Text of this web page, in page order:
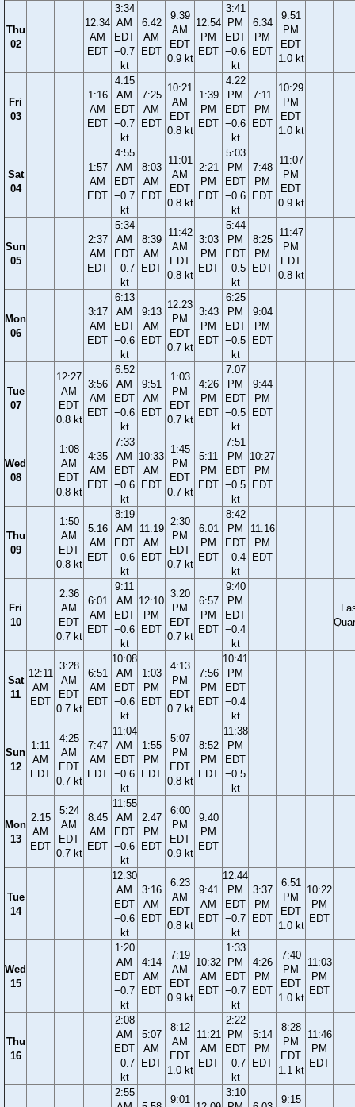
Thu
02
12:34
AM
EDT
3:34
AM
EDT
−0.7
kt
6:42
AM
EDT
9:39
AM
EDT
0.9 kt
12:54
PM
EDT
3:41
PM
EDT
−0.6
kt
6:34
PM
EDT
9:51
PM
EDT
1.0 kt
Fri
03
1:16
AM
EDT
4:15
AM
EDT
−0.7
kt
7:25
AM
EDT
10:21
AM
EDT
0.8 kt
1:39
PM
EDT
4:22
PM
EDT
−0.6
kt
7:11
PM
EDT
10:29
PM
EDT
1.0 kt
Sat
04
1:57
AM
EDT
4:55
AM
EDT
−0.7
kt
8:03
AM
EDT
11:01
AM
EDT
0.8 kt
2:21
PM
EDT
5:03
PM
EDT
−0.6
kt
7:48
PM
EDT
11:07
PM
EDT
0.9 kt
Sun
05
2:37
AM
EDT
5:34
AM
EDT
−0.7
kt
8:39
AM
EDT
11:42
AM
EDT
0.8 kt
3:03
PM
EDT
5:44
PM
EDT
−0.5
kt
8:25
PM
EDT
11:47
PM
EDT
0.8 kt
Mon
06
3:17
AM
EDT
6:13
AM
EDT
−0.6
kt
9:13
AM
EDT
12:23
PM
EDT
0.7 kt
3:43
PM
EDT
6:25
PM
EDT
−0.5
kt
9:04
PM
EDT
Tue
07
12:27
AM
EDT
0.8 kt
3:56
AM
EDT
6:52
AM
EDT
−0.6
kt
9:51
AM
EDT
1:03
PM
EDT
0.7 kt
4:26
PM
EDT
7:07
PM
EDT
−0.5
kt
9:44
PM
EDT
Wed
08
1:08
AM
EDT
0.8 kt
4:35
AM
EDT
7:33
AM
EDT
−0.6
kt
10:33
AM
EDT
1:45
PM
EDT
0.7 kt
5:11
PM
EDT
7:51
PM
EDT
−0.5
kt
10:27
PM
EDT
Thu
09
1:50
AM
EDT
0.8 kt
5:16
AM
EDT
8:19
AM
EDT
−0.6
kt
11:19
AM
EDT
2:30
PM
EDT
0.7 kt
6:01
PM
EDT
8:42
PM
EDT
−0.4
kt
11:16
PM
EDT
Fri
10
2:36
AM
EDT
0.7 kt
6:01
AM
EDT
9:11
AM
EDT
−0.6
kt
12:10
PM
EDT
3:20
PM
EDT
0.7 kt
6:57
PM
EDT
9:40
PM
EDT
−0.4
kt
Sat
11
12:11
AM
EDT
3:28
AM
EDT
0.7 kt
6:51
AM
EDT
10:08
AM
EDT
−0.6
kt
1:03
PM
EDT
4:13
PM
EDT
0.7 kt
7:56
PM
EDT
10:41
PM
EDT
−0.4
kt
Sun
12
1:11
AM
EDT
4:25
AM
EDT
0.7 kt
7:47
AM
EDT
11:04
AM
EDT
−0.6
kt
1:55
PM
EDT
5:07
PM
EDT
0.8 kt
8:52
PM
EDT
11:38
PM
EDT
−0.5
kt
Mon
13
2:15
AM
EDT
5:24
AM
EDT
0.7 kt
8:45
AM
EDT
11:55
AM
EDT
−0.6
kt
2:47
PM
EDT
6:00
PM
EDT
0.9 kt
9:40
PM
EDT
Tue
14
12:30
AM
EDT
−0.6
kt
3:16
AM
EDT
6:23
AM
EDT
0.8 kt
9:41
AM
EDT
12:44
PM
EDT
−0.7
kt
3:37
PM
EDT
6:51
PM
EDT
1.0 kt
10:22
PM
EDT
Wed
15
1:20
AM
EDT
−0.7
kt
4:14
AM
EDT
7:19
AM
EDT
0.9 kt
10:32
AM
EDT
1:33
PM
EDT
−0.7
kt
4:26
PM
EDT
7:40
PM
EDT
1.0 kt
11:03
PM
EDT
Thu
16
2:08
AM
EDT
−0.7
kt
5:07
AM
EDT
8:12
AM
EDT
1.0 kt
11:21
AM
EDT
2:22
PM
EDT
−0.7
kt
5:14
PM
EDT
8:28
PM
EDT
1.1 kt
11:46
PM
EDT
2:55
9:01
3:10
9:15